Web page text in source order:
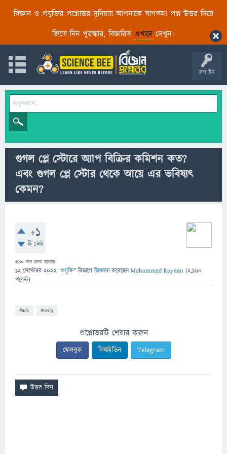
বিজ্ঞান ও প্রযুক্তির প্রশ্নোত্তর দুনিয়ায় আপনাকে স্বাগতম! প্রশ্ন-উত্তর দিয়ে
জিতে নিন পুরস্কার, বিস্তারিত এখানেদেখুন।
লগ ইন
গুগল প্লে স্টোরে অ্যাপ বিক্রির কমিশন কত?
এবং গুগল প্লে স্টোর থেকে আয়ে এর ভবিষ্যৎ
কেমন?
+1
টি ভোট
340 বার দেখা হয়েছে
12 সেপ্টেম্বর 2022 "প্রযুক্তি" বিভাগে জিজ্ঞাসাকরেছেনMohammed Rayhan (2,160
পয়েন্ট)
#ask #tech
প্রশ্নোত্তরটি শেয়ার করুন
ফেসবুক লিঙ্কইডিন Telegram